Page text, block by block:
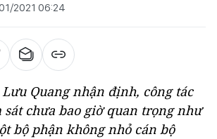
2021 06:24
Quang nhận định, công tác
chưa bao giờ quan trọng như
bộ phận không nhỏ cán bộ